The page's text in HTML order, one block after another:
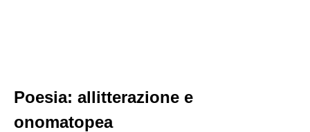
Poesia: allitterazione e
onomatopea